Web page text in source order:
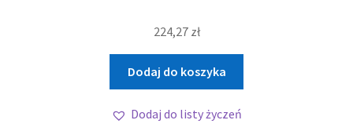
224,27 zł
Dodaj do koszyka
Dodaj do listy życzeń